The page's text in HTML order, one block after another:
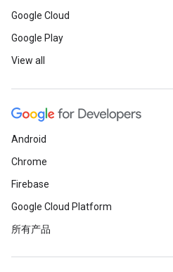
Google Cloud
Google Play
View all
Android
Chrome
Firebase
Google Cloud Platform
所有产品